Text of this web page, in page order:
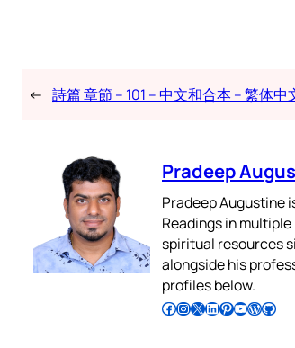
← 詩篇 章節 – 101 – 中文和合本 – 繁体中
Pradeep
Pradeep Augustine
Readings in
spiritual resources
alongside his
profiles below.
Follow Pradeep on Facebook Follow Pradeep on InstagramFollow Pradeep on X Follow Pradeep on LinkedIn Follow Pradeep on Pinterest Subscribe to Pradeep’s Youtube Channel Follow Pradeep on WordPress Follow Pradeep on GitHub